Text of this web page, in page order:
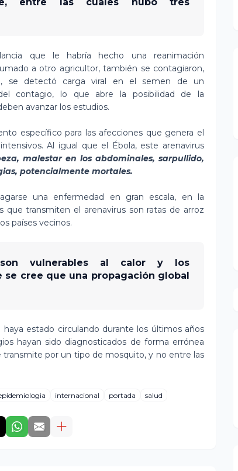
entre las cuales hubo tres
que le habría hecho una reanimación
a otro agricultor, también se contagiaron,
se detectó carga viral en el semen de un
contagio, lo que abre la posibilidad de la
avanzar los estudios.
específico para las afecciones que genera el
Al igual que el Ébola, este arenavirus
malestar en los abdominales, sarpullido,
potencialmente mortales.
una enfermedad en gran escala, en la
que transmiten el arenavirus son ratas de arroz
países vecinos.
vulnerables al calor y los
cree que una propagación global
estado circulando durante los últimos años
hayan sido diagnosticados de forma errónea
por un tipo de mosquito, y no entre las
internacional portada salud